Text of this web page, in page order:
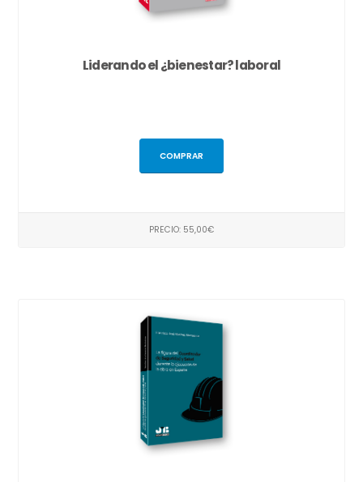
Liderando el ¿bienestar? laboral
COMPRAR
PRECIO: 55,00€